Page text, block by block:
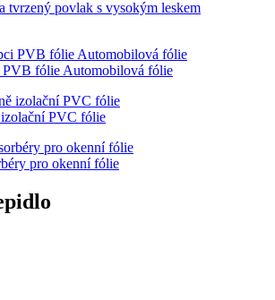
tvrzený povlak s vysokým leskem
fólie Automobilová fólie
izolační PVC fólie
pro okenní fólie